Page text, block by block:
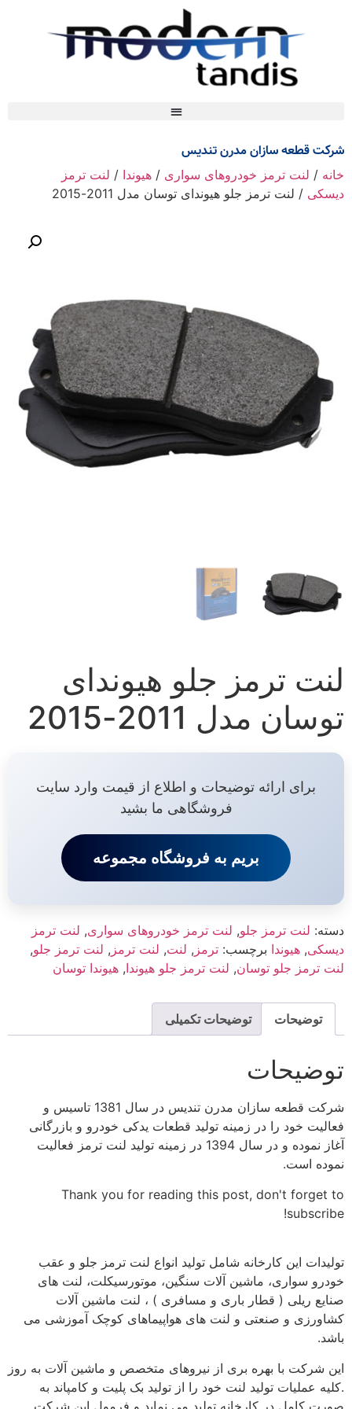
شرکت قطعه سازان مدرن تندیس
خانه / لنت ترمز خودروهای سواری / هیوندا / لنت ترمز
دیسکی / لنت ترمز جلو هیوندای توسان مدل 2011-2015
لنت ترمز جلو هیوندای
توسان مدل 2011-2015
برای ارائه توضیحات و اطلاع از قیمت وارد سایت
فروشگاهی ما بشید
بریم به فروشگاه مجموعه
دسته: لنت ترمز جلو, لنت ترمز خودروهای سواری, لنت ترمز
دیسکی, هیوندا برچسب: ترمز , لنت, لنت ترمز , لنت ترمز جلو,
لنت ترمز جلو توسان, لنت ترمز جلو هیوندا, هیوندا توسان
توضیحات توضیحات تکمیلی
توضیحات
شرکت قطعه سازان مدرن تندیس در سال 1381 تاسیس و
فعالیت خود را در زمینه تولید قطعات یدکی خودرو و بازرگانی
آغاز نموده و در سال 1394 در زمینه تولید لنت ترمز فعالیت
نموده است.
Thank you for reading this post, don't forget to
subscribe!
تولیدات این کارخانه شامل تولید انواع لنت ترمز جلو و عقب
خودرو سواری، ماشین آلات سنگین، موتورسیکلت، لنت های
صنایع ریلی ( قطار باری و مسافری ) ، لنت ماشین آلات
کشاورزی و صنعتی و لنت های هواپیماهای کوچک آموزشی می
باشد.
این شرکت با بهره بری از نیروهای متخصص و ماشین آلات به روز
.کلیه عملیات تولید لنت خود را از تولید بک پلیت و کامپاند به
صورت کامل در کارخانه تولید می نماید و فرمول این شرکت